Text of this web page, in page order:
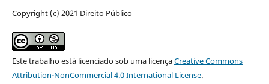
Copyright (c) 2021 Direito Público
Este trabalho está licenciado sob uma licençaCreative Commons
Attribution-NonCommercial 4.0 International License.